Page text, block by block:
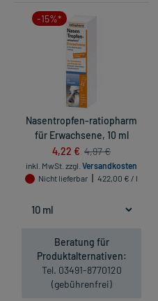
-15%*
Nasentropfen-ratiopharm
für Erwachsene, 10 ml
4,22 € 4,97 €
inkl. MwSt. zzgl. Versandkosten
Nicht lieferbar
422,00 € / l
Beratung für
Produktalternativen:
Tel. 03491-8770120
(gebührenfrei)